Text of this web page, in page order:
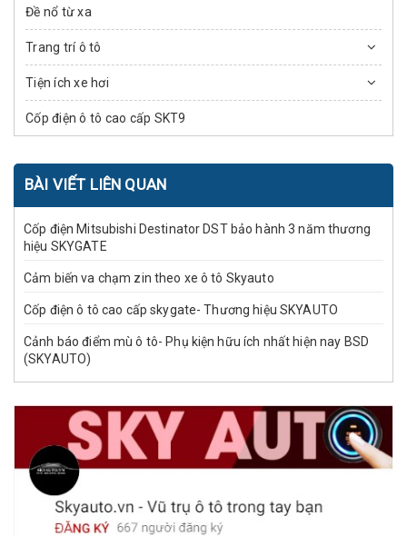
Đề nổ từ xa
Trang trí ô tô
Tiện ích xe hơi
Cốp điện ô tô cao cấp SKT9
BÀI VIẾT LIÊN QUAN
Cốp điện Mitsubishi Destinator DST bảo hành 3 năm thương
hiệu SKYGATE
Cảm biến va chạm zin theo xe ô tô Skyauto
Cốp điện ô tô cao cấp skygate- Thương hiệu SKYAUTO
Cảnh báo điểm mù ô tô- Phụ kiện hữu ích nhất hiện nay BSD
(SKYAUTO)